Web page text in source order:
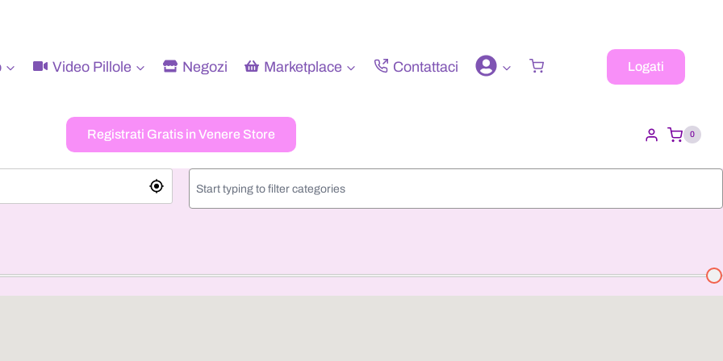
Video Pillole Negozi Marketplace Contattaci Logati
Registrati Gratis in Venere Store 0